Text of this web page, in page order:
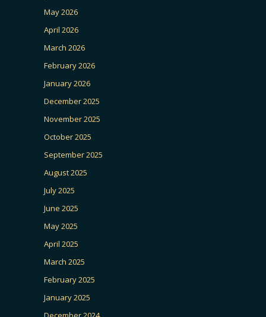
May 2026
April 2026
March 2026
February 2026
January 2026
December 2025
November 2025
October 2025
September 2025
August 2025
July 2025
June 2025
May 2025
April 2025
March 2025
February 2025
January 2025